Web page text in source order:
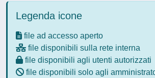
Legenda icone
file ad accesso aperto
file disponibili sulla rete interna
file disponibili agli utenti autorizzati
file disponibili solo agli